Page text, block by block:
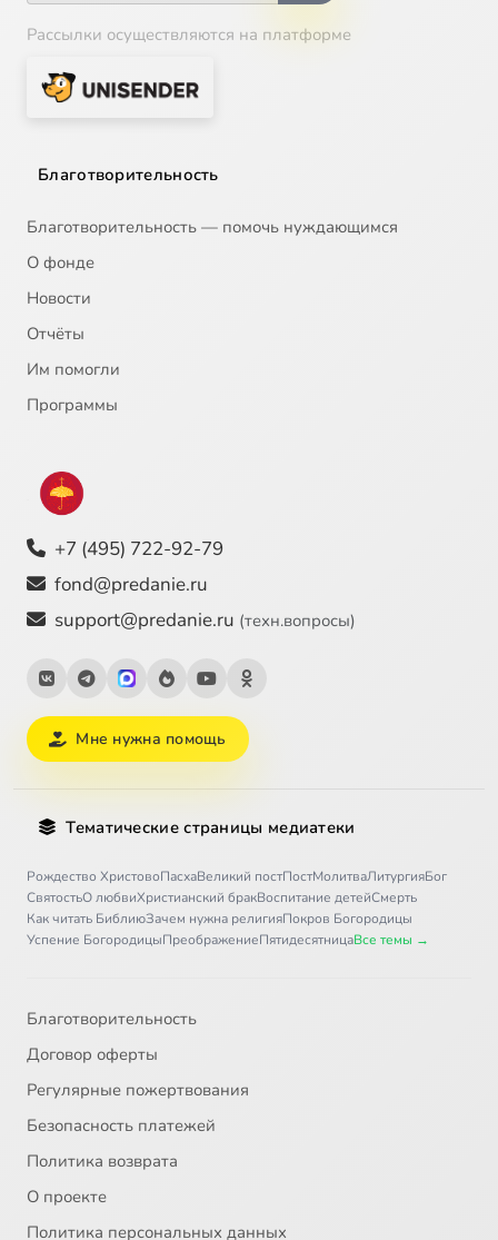
Рассылки осуществляются на платформе
Благотворительность
Благотворительность — помочь нуждающимся
О фонде
Новости
Отчёты
Им помогли
Программы
+7 (495) 722-92-79
fond@predanie.ru
support@predanie.ru (техн.вопросы)
Мне нужна помощь
Тематические страницы медиатеки
Рождество ХристовоПасхаВеликий постПостМолитваЛитургияБог
СвятостьО любвиХристианский бракВоспитание детейСмерть
Как читать БиблиюЗачем нужна религияПокров Богородицы
Успение БогородицыПреображениеПятидесятницаВсе темы →
Благотворительность
Договор оферты
Регулярные пожертвования
Безопасность платежей
Политика возврата
О проекте
Политика персональных данных